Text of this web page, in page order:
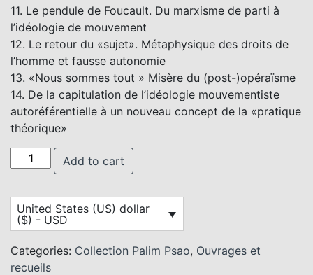
11. Le pendule de Foucault. Du marxisme de parti à
l’idéologie de mouvement
12. Le retour du «sujet». Métaphysique des droits de
l’homme et fausse autonomie
13. «Nous sommes tout » Misère du (post-)opéraïsme
14. De la capitulation de l’idéologie mouvementiste
autoréférentielle à un nouveau concept de la «pratique
théorique»
Robert Kurz - Gris est l'arbre de la vie, verte est la
Add to cart
United States (US) dollar
($) - USD
Categories: Collection Palim Psao, Ouvrages et
recueils